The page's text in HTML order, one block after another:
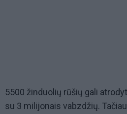
5500 žinduolių rūšių gali
su 3 milijonais vabzdžių.